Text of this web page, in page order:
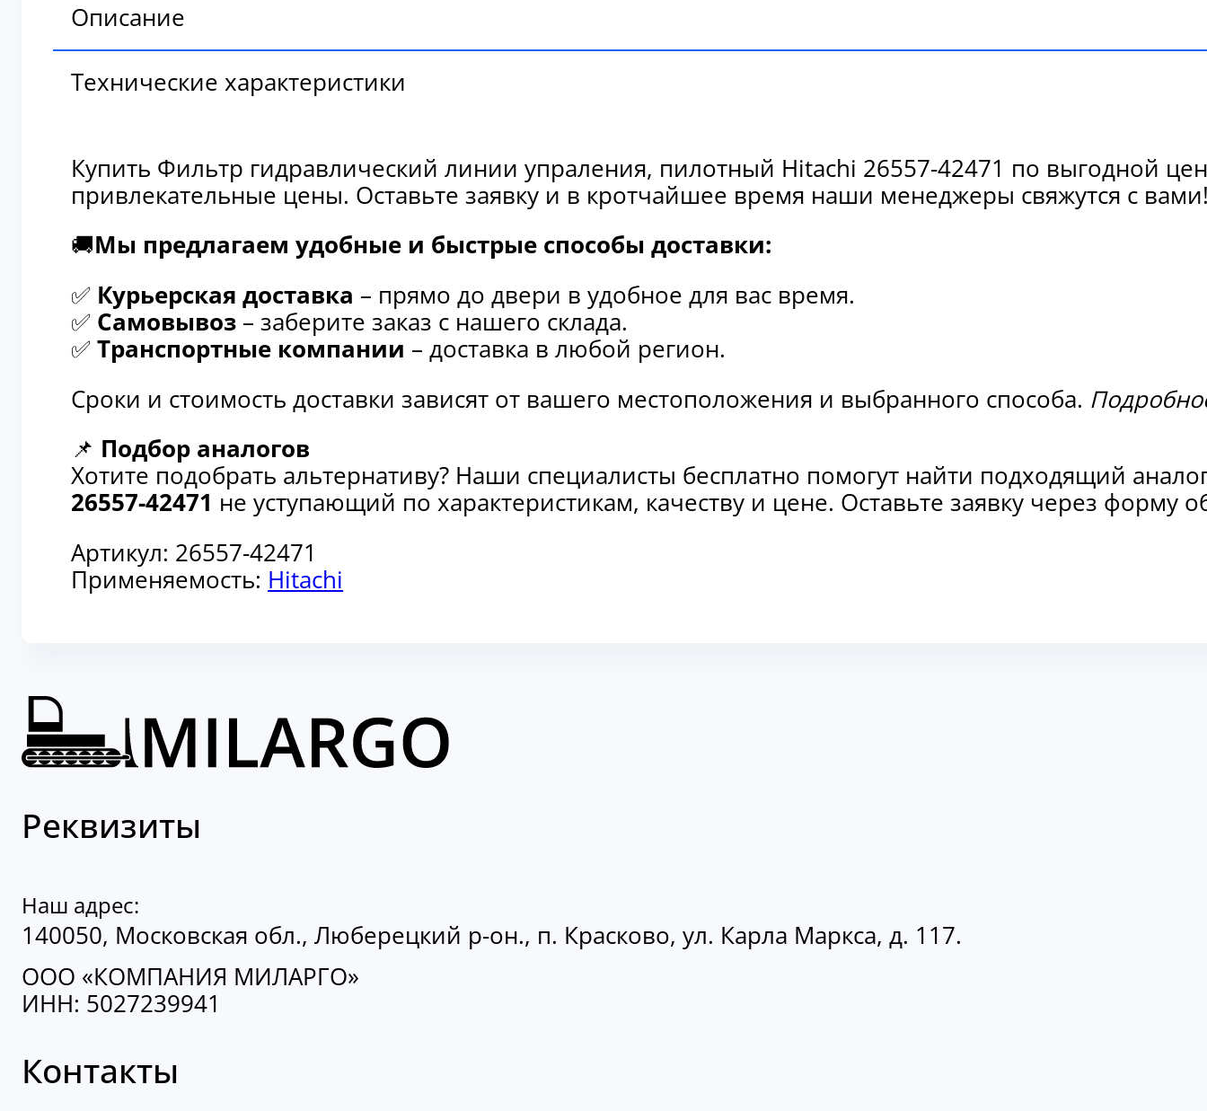
Hitachi
26557-
42471
Описание
Технические характеристики
Купить Фильтр гидравлический линии упраления, пилотный Hitachi 26557-42471 по выгодной
привлекательные цены. Оставьте заявку и в кротчайшее время наши менеджеры свяжутся с
🚚Мы предлагаем удобные и быстрые способы доставки:
✅ Курьерская доставка – прямо до двери в удобное для вас время.
✅ Самовывоз – заберите заказ с нашего склада.
✅ Транспортные компании – доставка в любой регион.
Сроки и стоимость доставки зависят от вашего местоположения и выбранного способа.
📌 Подбор аналогов
Хотите подобрать альтернативу? Наши специалисты бесплатно помогут найти подходящий
26557-42471 не уступающий по характеристикам, качеству и цене. Оставьте заявку через
Артикул: 26557-42471
Применяемость: Hitachi
Реквизиты
Наш адрес:
140050, Московская обл., Люберецкий р-он., п. Красково, ул. Карла Маркса, д. 117.
ООО «КОМПАНИЯ МИЛАРГО»
ИНН: 5027239941
Контакты